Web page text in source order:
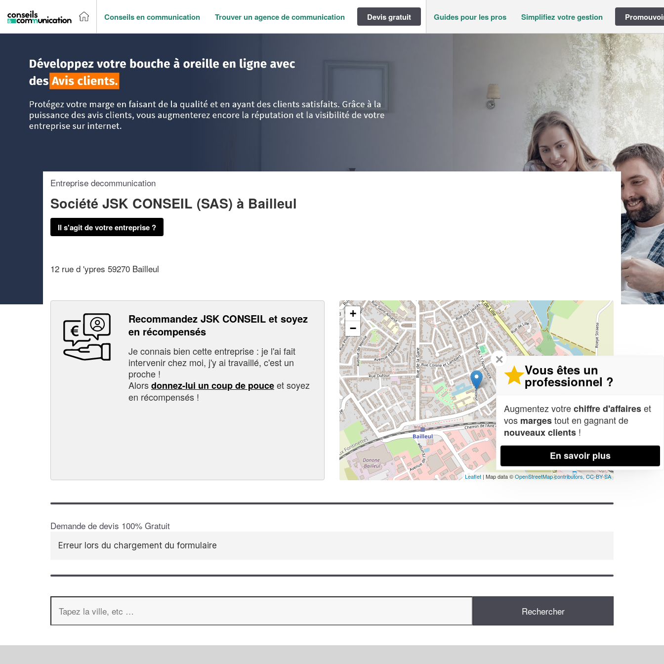
Conseils en communication Trouver un agence de communication Devis gratuit Guides pour les pros Simplifiez votre gestion
Entreprise decommunication
Société JSK CONSEIL (SAS) à Bailleul
Il s'agit de votre entreprise ?
12 rue d 'ypres 59270 Bailleul
Recommandez JSK CONSEIL et soyez
en récompensés
Je connais bien cette entreprise : je l'ai fait
intervenir chez moi, j'y ai travaillé, c'est un
proche !
Alorsdonnez-lui un coup de pouceet soyez
en récompensés !
+
−
Leaflet | Map data ©OpenStreetMap contributors,CC-BY-SA
Demande de devis 100% Gratuit
Erreur lors du chargement du formulaire
✕
Vous êtes un
professionnel ?
Augmentez votrechiffre d'affaireset
vos margestout en gagnant de
nouveaux clients !
En savoir plus